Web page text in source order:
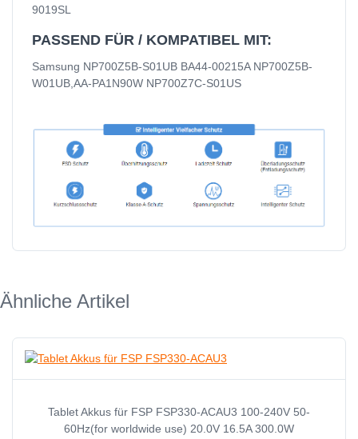
9019SL
PASSEND FÜR / KOMPATIBEL MIT:
Samsung NP700Z5B-S01UB BA44-00215A NP700Z5B-
W01UB,AA-PA1N90W NP700Z7C-S01US
Ähnliche Artikel
Tablet Akkus für FSP FSP330-ACAU3 100-240V 50-
60Hz(for worldwide use) 20.0V 16.5A 300.0W